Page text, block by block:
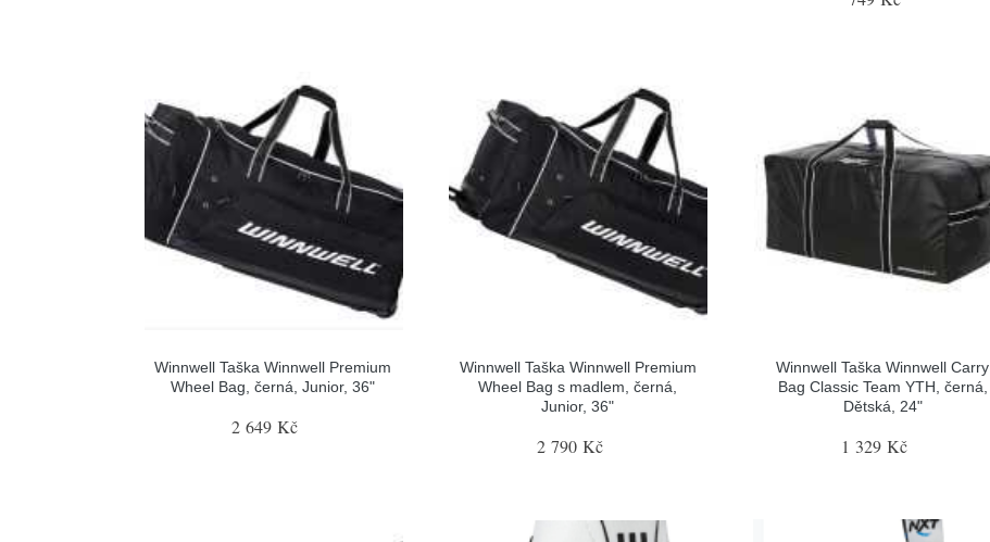
Winnwell Taška Winnwell Premium
Wheel Bag, černá, Junior, 36"
2 649 Kč
Winnwell Taška Winnwell Premium
Wheel Bag s madlem, černá,
Junior, 36"
2 790 Kč
Winnwell Taška Winnwell Carry
Bag Classic Team YTH, černá,
Dětská, 24"
1 329 Kč